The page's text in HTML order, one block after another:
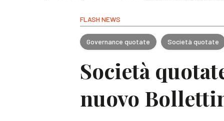
FLASH NEWS
Governance quotate Società quotate
Società
nuovo